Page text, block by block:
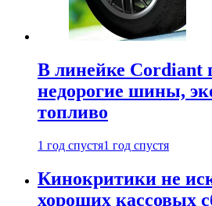
В линейке Cordiant
недорогие шины,
топливо
1 год спустя1 год спустя
Кинокритики не
хороших кассовых